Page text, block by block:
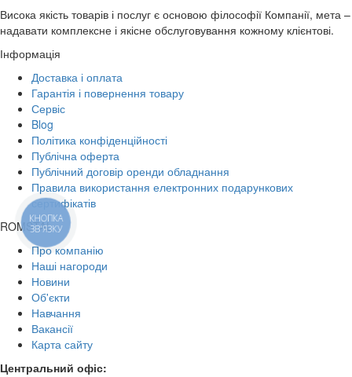
Висока якість товарів і послуг є основою філософії Компанії, мета –
надавати комплексне і якісне обслуговування кожному клієнтові.
Інформація
Доставка і оплата
Гарантія і повернення товару
Сервіс
Blog
Політика конфіденційності
Публічна оферта
Публічний договір оренди обладнання
Правила використання електронних подарункових
сертифікатів
ROMSTAL
Про компанію
Наші нагороди
Новини
Об'єкти
Навчання
Вакансії
Карта сайту
Центральний офіс:
КНОПКА
ЗВ'ЯЗКУ